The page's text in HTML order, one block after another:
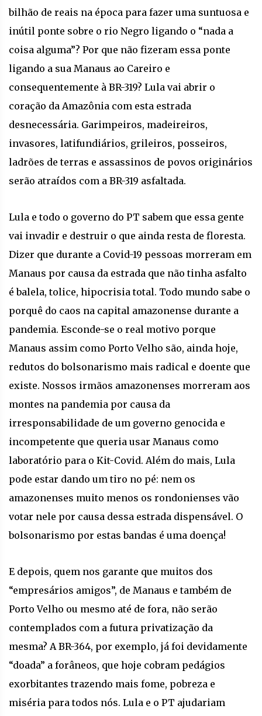
bilhão de reais na época para fazer uma suntuosa e
inútil ponte sobre o rio Negro ligando o “nada a
coisa alguma”? Por que não fizeram essa ponte
ligando a sua Manaus ao Careiro e
consequentemente à BR-319? Lula vai abrir o
coração da Amazônia com esta estrada
desnecessária. Garimpeiros, madeireiros,
invasores, latifundiários, grileiros, posseiros,
ladrões de terras e assassinos de povos originários
serão atraídos com a BR-319 asfaltada.
Lula e todo o governo do PT sabem que essa gente
vai invadir e destruir o que ainda resta de floresta.
Dizer que durante a Covid-19 pessoas morreram em
Manaus por causa da estrada que não tinha asfalto
é balela, tolice, hipocrisia total. Todo mundo sabe o
porquê do caos na capital amazonense durante a
pandemia. Esconde-se o real motivo porque
Manaus assim como Porto Velho são, ainda hoje,
redutos do bolsonarismo mais radical e doente que
existe. Nossos irmãos amazonenses morreram aos
montes na pandemia por causa da
irresponsabilidade de um governo genocida e
incompetente que queria usar Manaus como
laboratório para o Kit-Covid. Além do mais, Lula
pode estar dando um tiro no pé: nem os
amazonenses muito menos os rondonienses vão
votar nele por causa dessa estrada dispensável. O
bolsonarismo por estas bandas é uma doença!
E depois, quem nos garante que muitos dos
“empresários amigos”, de Manaus e também de
Porto Velho ou mesmo até de fora, não serão
contemplados com a futura privatização da
mesma? A BR-364, por exemplo, já foi devidamente
“doada” a forâneos, que hoje cobram pedágios
exorbitantes trazendo mais fome, pobreza e
miséria para todos nós. Lula e o PT ajudariam